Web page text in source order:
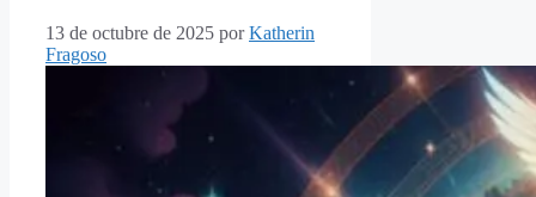
13 de octubre de 2025 porKatherin
Fragoso